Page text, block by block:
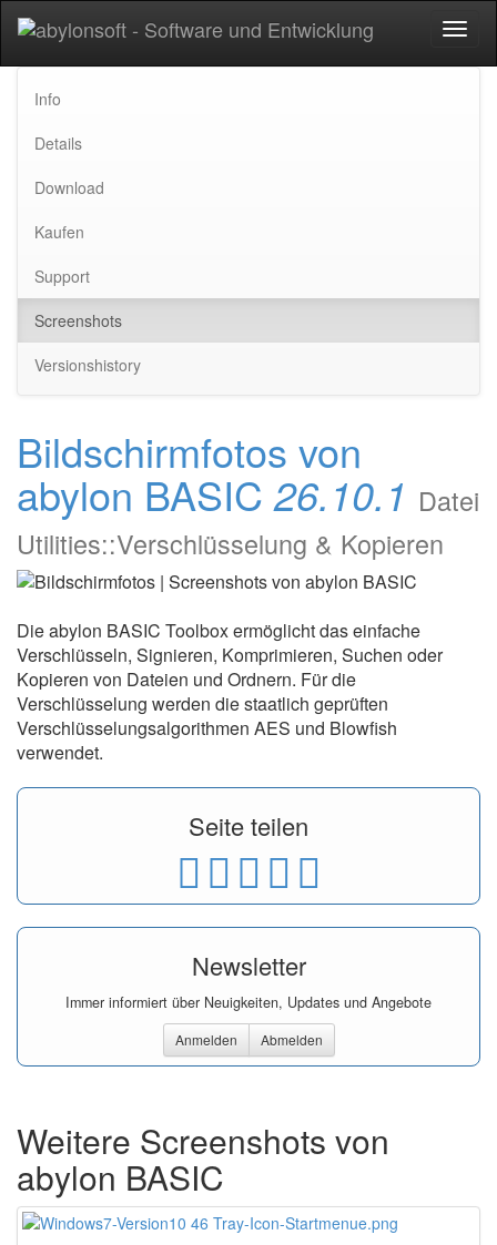
Info
Details
Download
Kaufen
Support
Screenshots
Versionshistory
Bildschirmfotos von
abylon BASIC 26.10.1 Datei
Utilities::Verschlüsselung & Kopieren
Die abylon BASIC Toolbox ermöglicht das einfache
Verschlüsseln, Signieren, Komprimieren, Suchen oder
Kopieren von Dateien und Ordnern. Für die
Verschlüsselung werden die staatlich geprüften
Verschlüsselungsalgorithmen AES und Blowfish
verwendet.
Seite teilen
Newsletter
Immer informiert über Neuigkeiten, Updates und Angebote
Anmelden Abmelden
Weitere Screenshots von
abylon BASIC